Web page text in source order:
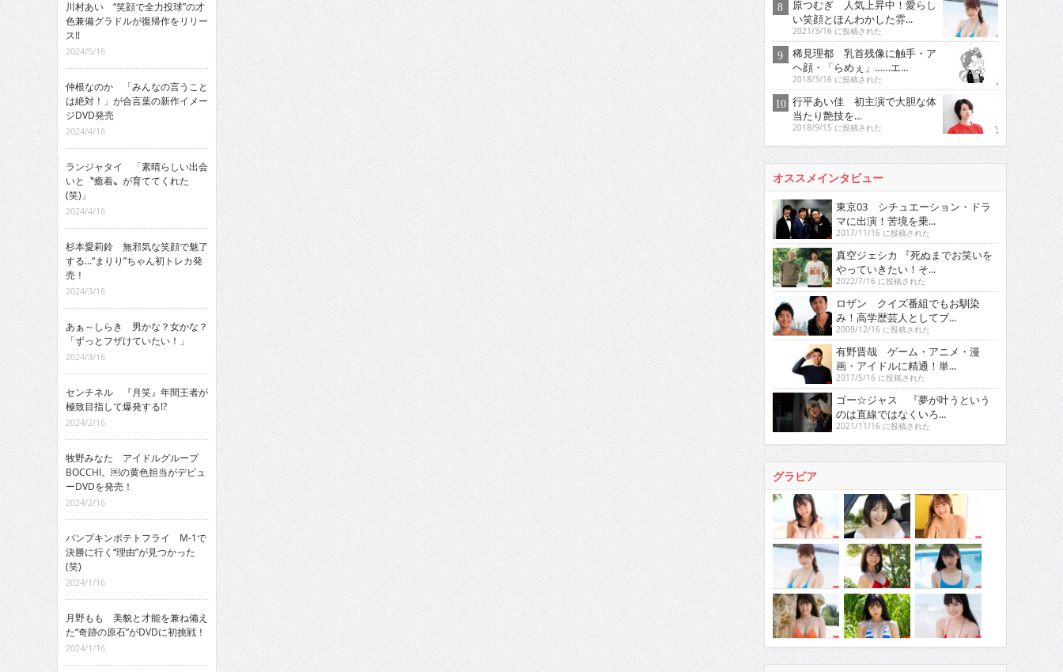
川村あい “笑顔で全力投球”の才
色兼備グラドルが復帰作をリリー
ス!!
2024/5/16
仲根なのか 「みんなの言うこと
は絶対！」が合言葉の新作イメー
ジDVD発売
2024/4/16
ランジャタイ 「素晴らしい出会
いと〝癒着〟が育ててくれた
(笑)」
2024/4/16
杉本愛莉鈴 無邪気な笑顔で魅了
する…“まりり”ちゃん初トレカ発
売！
2024/3/16
あぁ～しらき 男かな？女かな？
「ずっとフザけていたい！」
2024/3/16
センチネル 『月笑』年間王者が
極致目指して爆発する!?
2024/2/16
牧野みなた アイドルグループ
BOCCHI。￼の黄色担当がデビュ
ーDVDを発売！
2024/2/16
パンプキンポテトフライ M-1で
決勝に行く“理由”が見つかった
(笑)
2024/1/16
月野もも 美貌と才能を兼ね備え
た“奇跡の原石”がDVDに初挑戦！
2024/1/16
原つむぎ 人気上昇中！愛らし
い笑顔とほんわかした雰...
2021/3/16 に投稿された
稀見理都 乳首残像に触手・ア
ヘ顔・「らめぇ」……エ...
2018/3/16 に投稿された
行平あい佳 初主演で大胆な体
当たり艶技を…
2018/9/15 に投稿された
オススメインタビュー
東京03 シチュエーション・ドラ
マに出演！苦境を乗...
2017/11/16 に投稿された
真空ジェシカ 『死ぬまでお笑いを
やっていきたい！そ...
2022/7/16 に投稿された
ロザン クイズ番組でもお馴染
み！高学歴芸人としてブ...
2009/12/16 に投稿された
有野晋哉 ゲーム・アニメ・漫
画・アイドルに精通！単...
2017/5/16 に投稿された
ゴー☆ジャス 『夢が叶うという
のは直線ではなくいろ...
2021/11/16 に投稿された
グラビア